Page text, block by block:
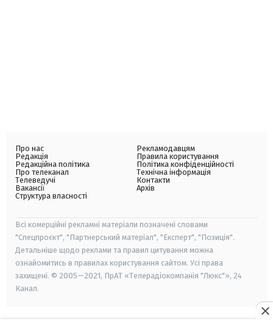
Про нас
Редакція
Редакційна політика
Про телеканал
Телеведучі
Вакансії
Структура власності
Рекламодавцям
Правила користування
Політика конфіденційності
Технічна інформація
Контакти
Архів
Всі комерційні рекламні матеріали позначені словами
"Спецпроєкт", "Партнерський матеріал", "Експерт", "Позиція".
Детальніше щодо реклами та правил цитування можна
ознайомитись в правилах користування сайтом. Усі права
захищені. © 2005—2021, ПрАТ «Телерадіокомпанія "Люкс"», 24
Канал.